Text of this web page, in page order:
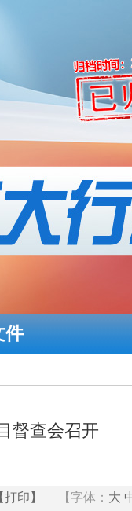
件
督查会召开
打印】 【字体： 大